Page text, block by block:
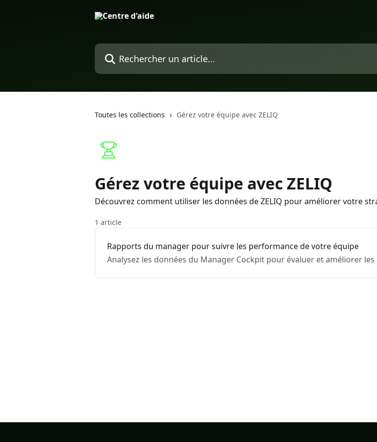
Rechercher un article...
Toutes les collections Gérez votre équipe avec ZELIQ
Gérez votre équipe avec ZELIQ
Découvrez comment utiliser les données de ZELIQ pour améliorer votre
1 article
Rapports du manager pour suivre les performance de votre équipe
Analysez les données du Manager Cockpit pour évaluer et améliorer